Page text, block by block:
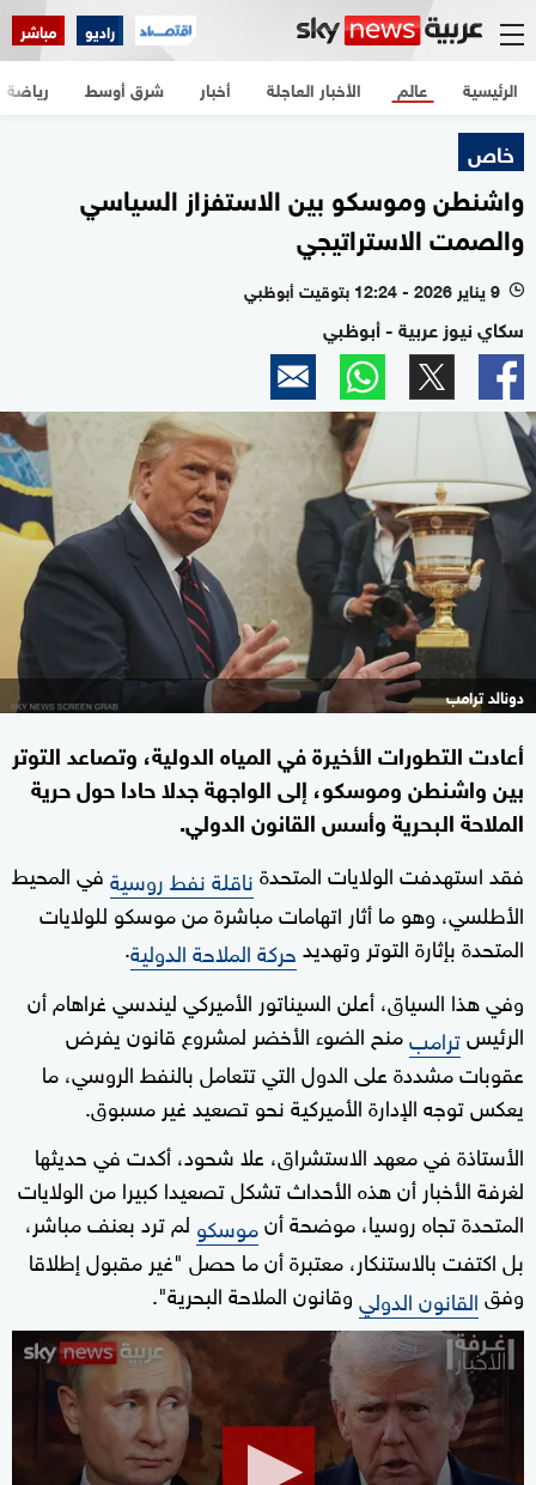
راديو مباشر
الرئيسية الأخبار العاجلة أخبار شرق أوسط عالم رياضة
خاص
واشنطن وموسكو بين الاستفزاز السياسي
والصمت الاستراتيجي
l 9 يناير 2026 - 12:24 بتوقيت أبوظبي
سكاي نيوز عربية - أبوظبي
دونالد ترامب
أعادت التطورات الأخيرة في المياه الدولية، وتصاعد التوتر
بين واشنطن وموسكو، إلى الواجهة جدلا حادا حول حرية
الملاحة البحرية وأسس القانون الدولي.
فقد استهدفت الولايات المتحدةناقلة نفط روسيةفي المحيط
الأطلسي، وهو ما أثار اتهامات مباشرة من موسكو للولايات
المتحدة بإثارة التوتر وتهديدحركة الملاحة الدولية.
وفي هذا السياق، أعلن السيناتور الأميركي ليندسي غراهام أن
الرئيسترامبمنح الضوء الأخضر لمشروع قانون يفرض
عقوبات مشددة على الدول التي تتعامل بالنفط الروسي، ما
يعكس توجه الإدارة الأميركية نحو تصعيد غير مسبوق.
الأستاذة في معهد الاستشراق، علا شحود، أكدت في حديثها
لغرفة الأخبار أن هذه الأحداث تشكل تصعيدا كبيرا من الولايات
المتحدة تجاه روسيا، موضحة أنموسكو لم ترد بعنف مباشر،
بل اكتفت بالاستنكار، معتبرة أن ما حصل "غير مقبول إطلاقا
وفقالقانون الدوليوقانون الملاحة البحرية".
minutes,